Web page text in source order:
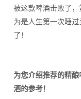
被这款啤酒击败了
为是人生第一次睡
了！
为您介绍推荐的精
酒的参考！